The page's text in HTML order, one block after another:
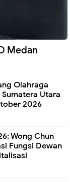
Medan
Olahraga
Utara
2026
Wong Chun
Fungsi Dewan